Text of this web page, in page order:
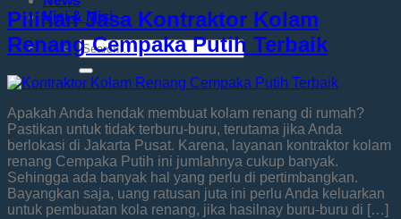
Visi & Misi
Pilihan Jasa Kontraktor Kolam
Renang Cempaka Putih Terbaik
Apakah Anda hendak membuat kolam renang di rumah?
Pastikan untuk tidak terburu-buru, terutama jika Anda
berlokasi di Jakarta Pusat. Karena, layanan kontraktor kolam
renang Cempaka Putih ini jumlahnya cukup banyak.
Sehingga ada banyak hal yang perlu di pertimbangkan.
Bayangkan saja, uang ratusan juta ini perlu Anda keluarkan
untuk pembuatan kola renang, jika hasilnay buru-buru di […]